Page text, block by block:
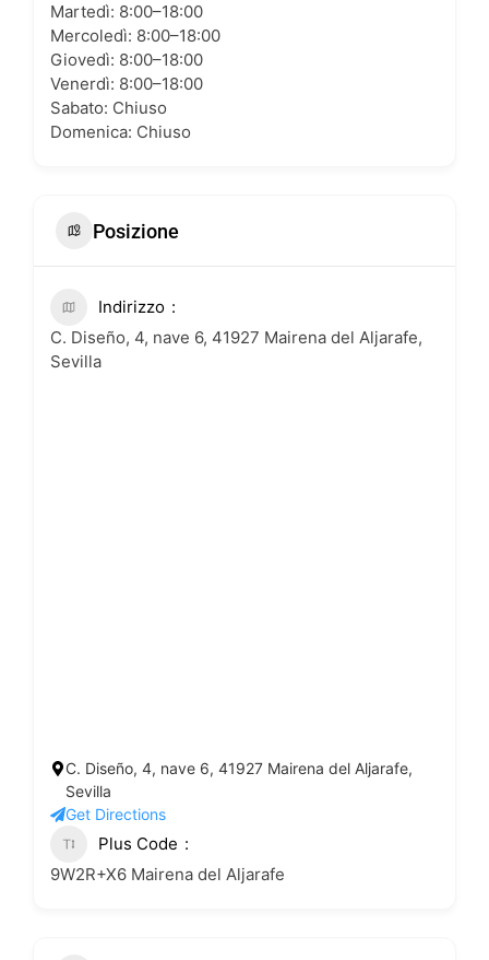
Martedì: 8:00–18:00
Mercoledì: 8:00–18:00
Giovedì: 8:00–18:00
Venerdì: 8:00–18:00
Sabato: Chiuso
Domenica: Chiuso
Posizione
Indirizzo
C. Diseño, 4, nave 6, 41927 Mairena del Aljarafe,
Sevilla
C. Diseño, 4, nave 6, 41927 Mairena del Aljarafe,
Sevilla
Get Directions
Plus Code
9W2R+X6 Mairena del Aljarafe